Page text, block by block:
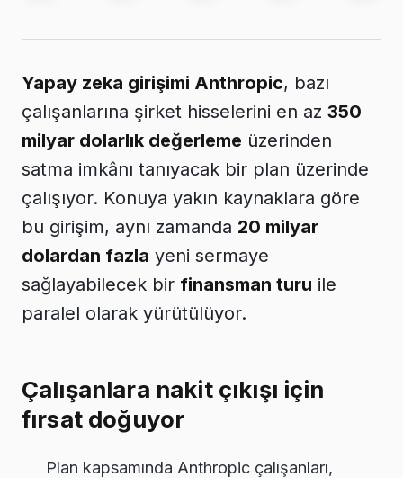
Yapay zeka girişimi Anthropic, bazı
çalışanlarına şirket hisselerini en az 350
milyar dolarlık değerleme üzerinden
satma imkânı tanıyacak bir plan üzerinde
çalışıyor. Konuya yakın kaynaklara göre
bu girişim, aynı zamanda 20 milyar
dolardan fazla yeni sermaye
sağlayabilecek bir finansman turu ile
paralel olarak yürütülüyor.
Çalışanlara nakit çıkışı için
fırsat doğuyor
Plan kapsamında Anthropic çalışanları,